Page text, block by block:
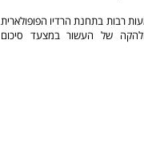
רבות בתחנת הרדיו הפופולארית
של העשור במצעד סיכום